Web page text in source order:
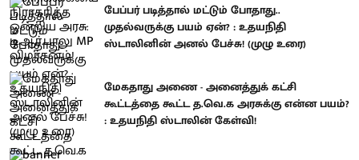
பேப்பர் படித்தால் மட்டும் போதாது..
முதல்வருக்கு பயம் ஏன்? : உதயநிதி
ஸ்டாலினின் அனல் பேச்சு! (முழு உரை)
மேகதாது அணை - அனைத்துக் கட்சி
கூட்டத்தை கூட்ட த.வெ.க அரசுக்கு என்ன பயம்?
: உதயநிதி ஸ்டாலின் கேள்வி!